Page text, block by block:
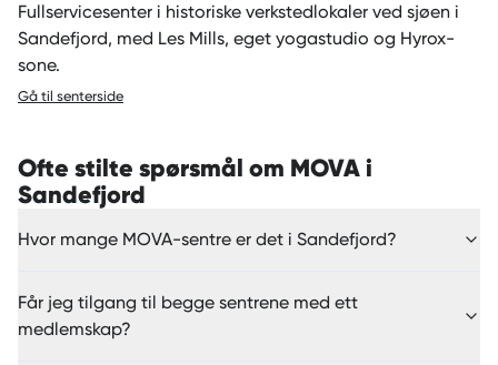
Fullservicesenter i historiske verkstedlokaler ved sjøen i
Sandefjord, med Les Mills, eget yogastudio og Hyrox-
sone.
Gå til senterside
Ofte stilte spørsmål om MOVA i
Sandefjord
Hvor mange MOVA-sentre er det i Sandefjord?
Får jeg tilgang til begge sentrene med ett
medlemskap?